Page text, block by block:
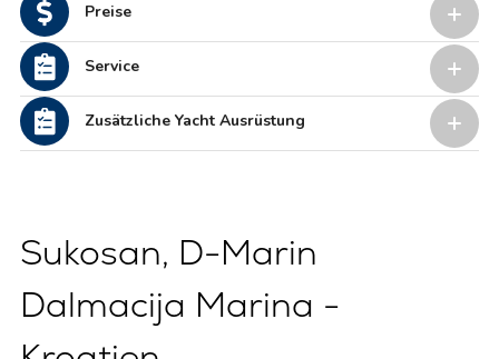
Preise
Service
Zusätzliche Yacht Ausrüstung
Sukosan, D-Marin
Dalmacija Marina -